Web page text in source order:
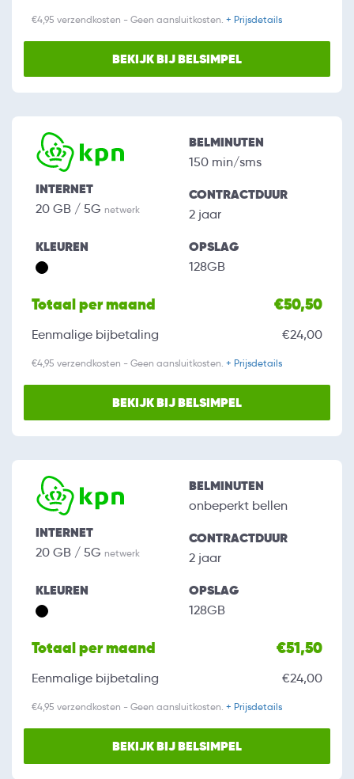
€4,95 verzendkosten - Geen aansluitkosten. + Prijsdetails
BEKIJK BIJ BELSIMPEL
INTERNET
20 GB / 5G netwerk
BELMINUTEN
150 min/sms
CONTRACTDUUR
2 jaar
KLEUREN OPSLAG
128GB
Totaal per maand €50,50
Eenmalige bijbetaling €24,00
€4,95 verzendkosten - Geen aansluitkosten. + Prijsdetails
BEKIJK BIJ BELSIMPEL
INTERNET
20 GB / 5G netwerk
BELMINUTEN
onbeperkt bellen
CONTRACTDUUR
2 jaar
KLEUREN OPSLAG
128GB
Totaal per maand €51,50
Eenmalige bijbetaling €24,00
€4,95 verzendkosten - Geen aansluitkosten. + Prijsdetails
BEKIJK BIJ BELSIMPEL